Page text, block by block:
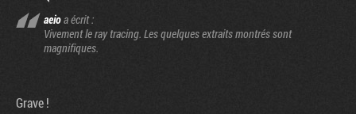
aeioa écrit :
Vivement le ray tracing. Les quelques extraits montrés sont
magnifiques.
Grave !